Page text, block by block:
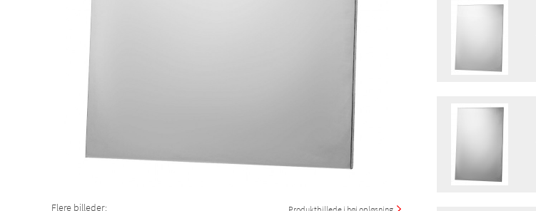
Flere billeder:
Finish:
Pris m/moms:
Pris u/moms:
GTIN:
Produktgruppe: